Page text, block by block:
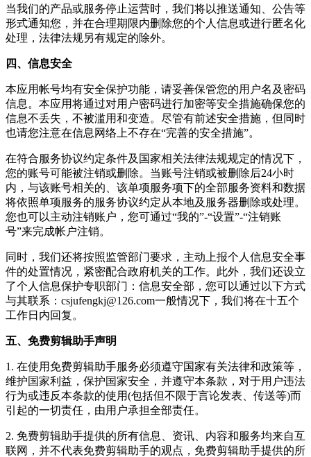
当我们的产品或服务停止运营时，我们将以推送通知、公告等
形式通知您，并在合理期限内删除您的个人信息或进行匿名化
处理，法律法规另有规定的除外。
四、信息安全
本应用帐号均有安全保护功能，请妥善保管您的用户名及密码
信息。本应用将通过对用户密码进行加密等安全措施确保您的
信息不丢失，不被滥用和变造。尽管有前述安全措施，但同时
也请您注意在信息网络上不存在“完善的安全措施”。
在符合服务协议约定条件及国家相关法律法规规定的情况下，
您的账号可能被注销或删除。当账号注销或被删除后24小时
内，与该账号相关的、该单项服务项下的全部服务资料和数据
将依照单项服务的服务协议约定从本地及服务器删除或处理。
您也可以主动注销账户，您可通过“我的”-“设置”-“注销账
号”来完成帐户注销。
同时，我们还将按照监管部门要求，主动上报个人信息安全事
件的处置情况，紧密配合政府机关的工作。此外，我们还设立
了个人信息保护专职部门：信息安全部，您可以通过以下方式
与其联系： csjufengkj@126.com一般情况下，我们将在十五个
工作日内回复。
五、免费剪辑助手声明
1. 在使用 免费剪辑助手服务必须遵守国家有关法律和政策等，
维护国家利益，保护国家安全，并遵守本条款，对于用户违法
行为或违反本条款的使用(包括但不限于言论发表、传送等)而
引起的一切责任，由用户承担全部责任。
2. 免费剪辑助手提供的所有信息、资讯、内容和服务均来自互
联网，并不代表免费剪辑助手的观点， 免费剪辑助手提供的所